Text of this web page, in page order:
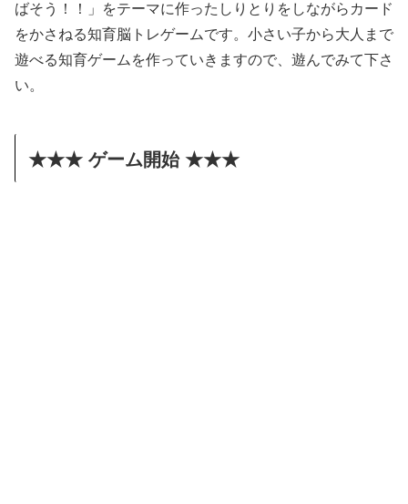
ばそう！！」をテーマに作ったしりとりをしながらカード
をかさねる知育脳トレゲームです。小さい子から大人まで
遊べる知育ゲームを作っていきますので、遊んでみて下さ
い。
★★★ ゲーム開始 ★★★